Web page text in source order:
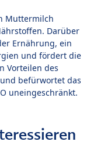
Muttermilch
Darüber
Ernährung, ein
und fördert die
Vorteilen des
befürwortet das
uneingeschränkt.